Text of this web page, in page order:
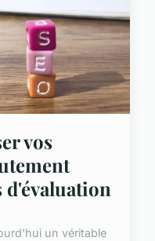
vos
d'évaluation
un véritable